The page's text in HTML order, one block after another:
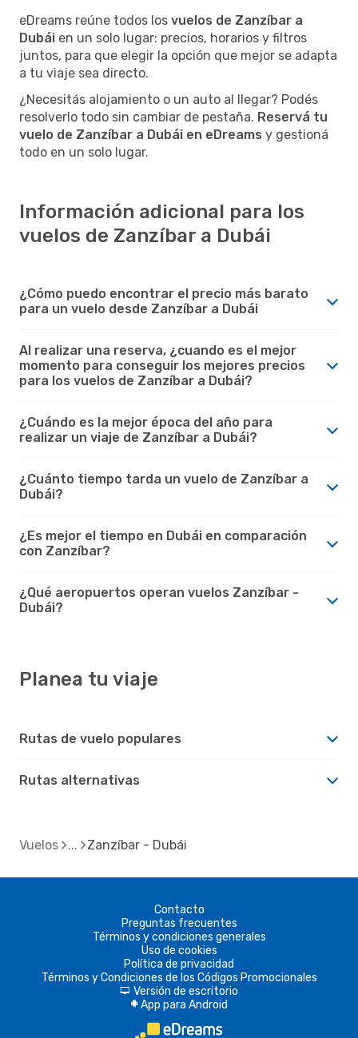
eDreams reúne todos los vuelos de Zanzíbar a
Dubái en un solo lugar: precios, horarios y filtros
juntos, para que elegir la opción que mejor se adapta
a tu viaje sea directo.
¿Necesitás alojamiento o un auto al llegar? Podés
resolverlo todo sin cambiar de pestaña. Reservá tu
vuelo de Zanzíbar a Dubái en eDreams y gestioná
todo en un solo lugar.
Información adicional para los
vuelos de Zanzíbar a Dubái
¿Cómo puedo encontrar el precio más barato
para un vuelo desde Zanzíbar a Dubái
Al realizar una reserva, ¿cuando es el mejor
momento para conseguir los mejores precios
para los vuelos de Zanzíbar a Dubái?
¿Cuándo es la mejor época del año para
realizar un viaje de Zanzíbar a Dubái?
¿Cuánto tiempo tarda un vuelo de Zanzíbar a
Dubái?
¿Es mejor el tiempo en Dubái en comparación
con Zanzíbar?
¿Qué aeropuertos operan vuelos Zanzíbar -
Dubái?
Planea tu viaje
Rutas de vuelo populares
Rutas alternativas
Vuelos Zanzíbar - Dubái
Contacto
Preguntas frecuentes
Términos y condiciones generales
Uso de cookies
Política de privacidad
Términos y Condiciones de los Códigos Promocionales
d Versión de escritorio
A App para Android